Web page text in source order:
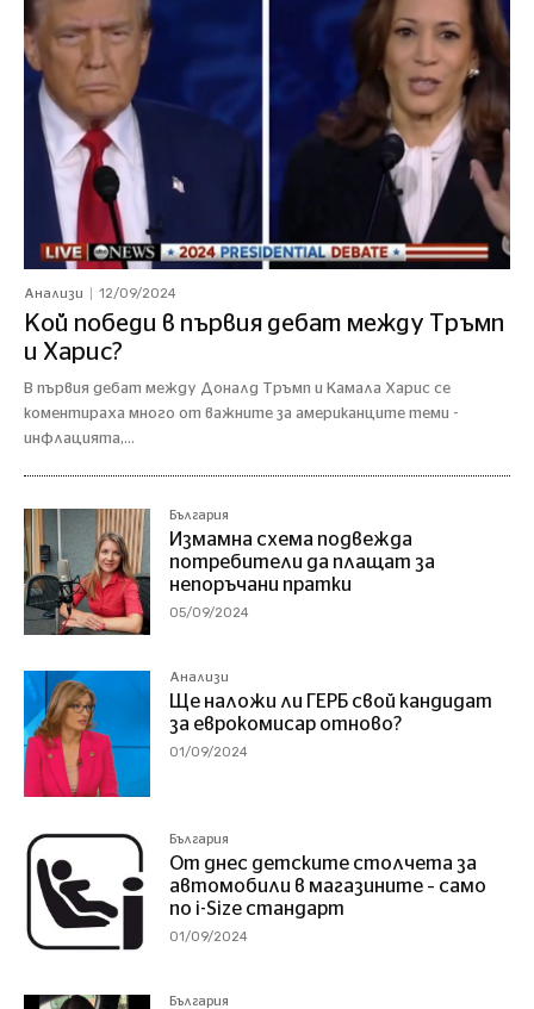
Анализи 12/09/2024
Кой победи в първия дебат между Тръмп
и Харис?
В първия дебат между Доналд Тръмп и Камала Харис се
коментираха много от важните за американците теми -
инфлацията,...
България
Измамна схема подвежда
потребители да плащат за
непоръчани пратки
05/09/2024
Анализи
Ще наложи ли ГЕРБ свой кандидат
за еврокомисар отново?
01/09/2024
България
От днес детските столчета за
автомобили в магазините – само
по i-Size стандарт
01/09/2024
България